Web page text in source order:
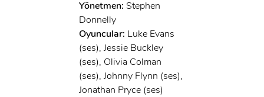
Yönetmen: Stephen
Donnelly
Oyuncular: Luke Evans
(ses), Jessie Buckley
(ses), Olivia Colman
(ses), Johnny Flynn (ses),
Jonathan Pryce (ses)